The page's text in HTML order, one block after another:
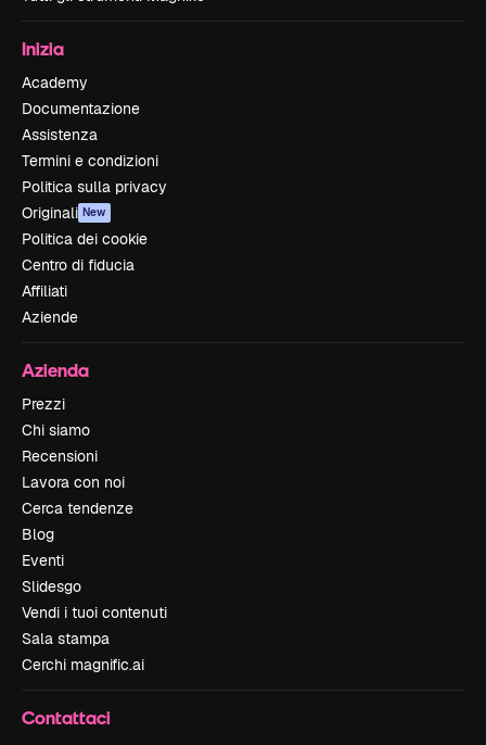
Inizia
Academy
Documentazione
Assistenza
Termini e condizioni
Politica sulla privacy
Originali New
Politica dei cookie
Centro di fiducia
Affiliati
Aziende
Azienda
Prezzi
Chi siamo
Recensioni
Lavora con noi
Cerca tendenze
Blog
Eventi
Slidesgo
Vendi i tuoi contenuti
Sala stampa
Cerchi magnific.ai
Contattaci